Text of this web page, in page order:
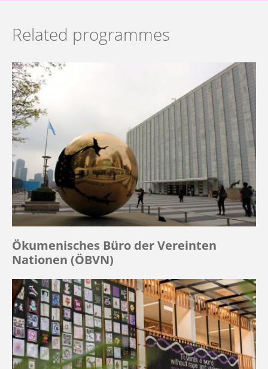
Related programmes
Ökumenisches Büro der Vereinten
Nationen (ÖBVN)